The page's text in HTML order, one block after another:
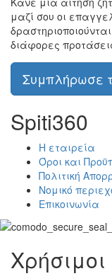
μαζί σου οι
διάφορες
Συμπλήρωσε
Spiti360
Η εταιρεία
Όροι και
Πολιτική
Νομικό
Επικοινωνία